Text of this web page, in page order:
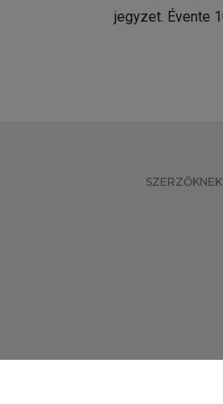
jegyzet. Évente
SZERZŐKNEK